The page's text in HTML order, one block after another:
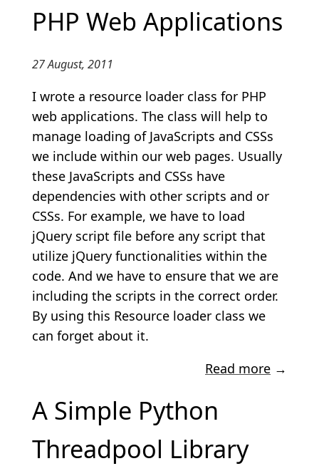
PHP Web Applications
27 August, 2011
I wrote a resource loader class for PHP
web applications. The class will help to
manage loading of JavaScripts and CSSs
we include within our web pages. Usually
these JavaScripts and CSSs have
dependencies with other scripts and or
CSSs. For example, we have to load
jQuery script file before any script that
utilize jQuery functionalities within the
code. And we have to ensure that we are
including the scripts in the correct order.
By using this Resource loader class we
can forget about it.
Read more →
A Simple Python
Threadpool Library